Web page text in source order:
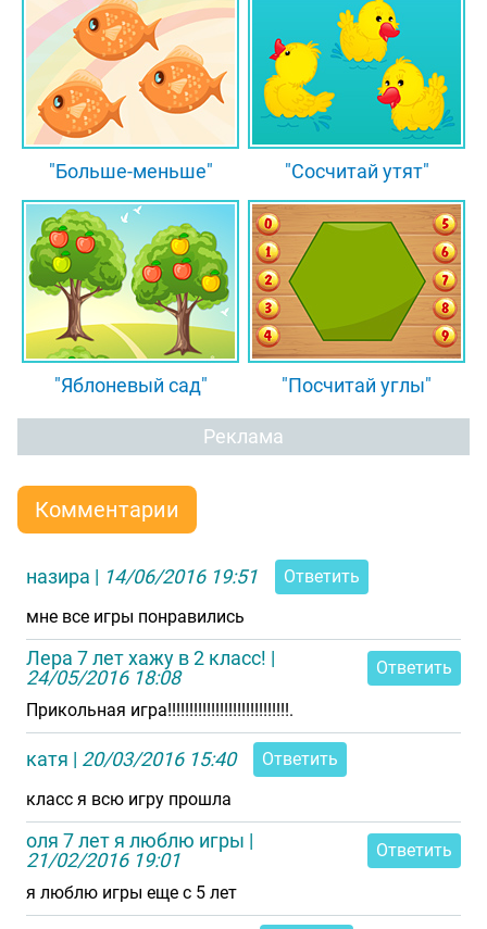
"Больше-меньше" "Сосчитай утят"
"Яблоневый сад" "Посчитай углы"
Реклама
Комментарии
назира | 14/06/2016 19:51
Ответить
мне все игры понравились
Лера 7 лет хажу в 2 класс! |
24/05/2016 18:08
Ответить
Прикольная игра!!!!!!!!!!!!!!!!!!!!!!!!!!!!.
катя | 20/03/2016 15:40
Ответить
класс я всю игру прошла
оля 7 лет я люблю игры |
21/02/2016 19:01
Ответить
я люблю игры еще с 5 лет